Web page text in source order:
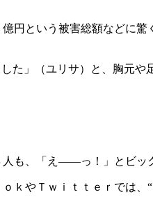
円という被害総額などに
た」（ユリサ）と、胸元
も、「え――っ！」とビッ
やＴｗｉｔｔｅｒでは、